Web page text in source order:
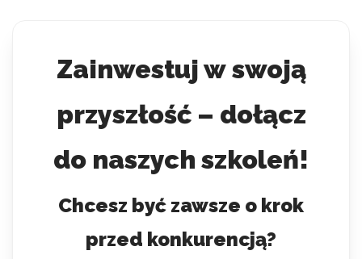
Zainwestuj w swoją
przyszłość – dołącz
do naszych szkoleń!
Chcesz być zawsze o krok
przed konkurencją?